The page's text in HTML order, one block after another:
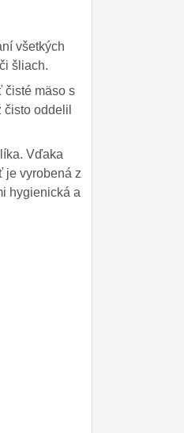
všetkých
šliach.
mäso s
oddelil
Vďaka
je vyrobená z
hygienická a